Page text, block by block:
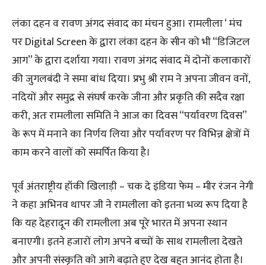
लंका दहन व रावण अंगद संवाद का मंचन हुआ। रामलीला ‘ मंच
पर Digital Screen के द्वारा लंका दहन के सीन को भी “डिजिटल
आग” के द्वारा दर्शाया गया। रावण अंगद संवाद में दोनों कलाकारों
की जुगलबंदी ने समा बांध दिया। प्रभु श्री राम ने अपना जीवन वनों,
नदियों और समुद्र से संघर्ष करके जीना और प्रकृति की सदैव रक्षा
करी, अतः रामलीला समिति ने आज का दिवस “पर्यावरण दिवस”
के रूप में मनाने का निर्णय लिया और पर्यावरण पर विभिन्न क्षेत्रों में
काम करने वालों को समर्पित किया है।
पूर्व अंतराष्ट्रीय हॉकी खिलाड़ी – चक दे इंडिया फेम – मीर रंजन नेगी
ने कहा अभिनव थापर जी ने रामलीला को इतना भव्य रूप दिया है
कि यह देहरादून की रामलीला अब पूरे भारत में अपना स्थान
बनाएगी। इतने हजारों लोग अपने बच्चों के साथ रामलीला देखते
और अपनी संस्कृति को आगे बढ़ाते हुए देख बहुत आनंद होता है।